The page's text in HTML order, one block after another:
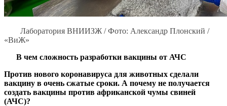
Лаборатория ВНИИЗЖ / Фото: Александр Плонский /
«ВиЖ»
В чем сложность разработки вакцины от АЧС
Против нового коронавируса для животных сделали
вакцину в очень сжатые сроки. А почему не получается
создать вакцины против африканской чумы свиней
(АЧС)?